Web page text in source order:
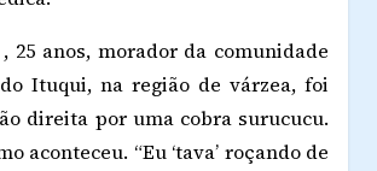
25 anos, morador da comunidade
Ituqui, na região de várzea, foi
direita por uma cobra surucucu.
aconteceu. “Eu ‘tava’ roçando de